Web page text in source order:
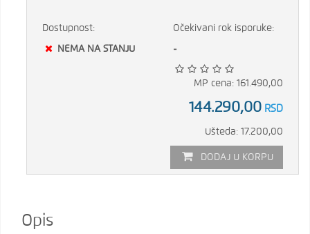
Dostupnost:
NEMA NA STANJU
Očekivani rok isporuke:
-
MP cena: 161.490,00
144.290,00 RSD
Ušteda: 17.200,00
DODAJ U KORPU
Opis